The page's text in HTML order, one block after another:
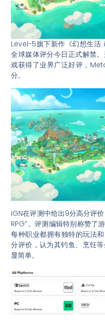
Level-5旗下新作《幻想生活
全球媒体评分今日正式解禁
戏获得了业界广泛好评，
分。
IGN在评测中给出9分高分评
RPG”。评测编辑特别称赞了
每种职业都拥有独特的玩法
分评价，认为其钓鱼、烹饪
显简单。